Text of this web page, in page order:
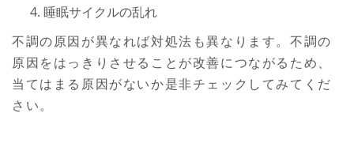
睡眠サイクルの乱れ
不調の原因が異なれば対処法も異なります。不調の
原因をはっきりさせることが改善につながるため、
当てはまる原因がないか是非チェックしてみてくだ
さい。